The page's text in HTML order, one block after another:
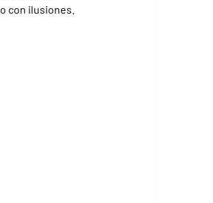
con ilusiones.